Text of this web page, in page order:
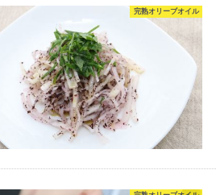
完熟オリーブオイル